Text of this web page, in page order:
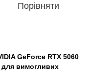
Порівняти
GeForce RTX 5060
для вимогливих